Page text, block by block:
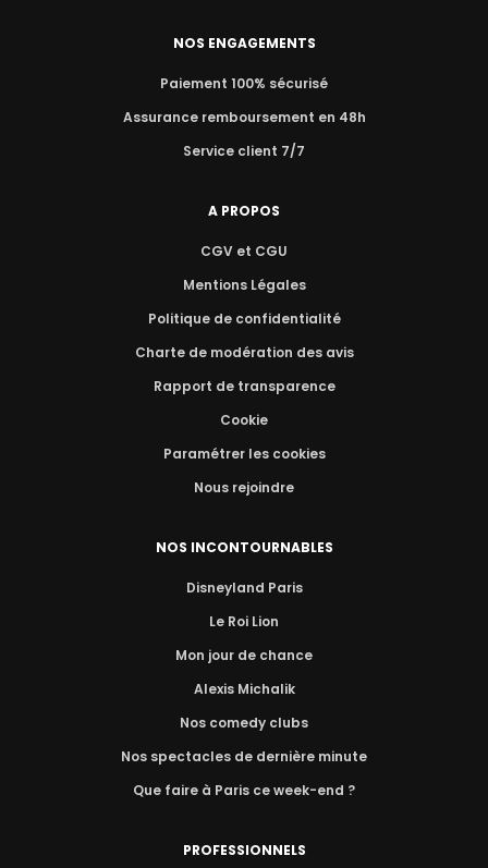
NOS ENGAGEMENTS
Paiement 100% sécurisé
Assurance remboursement en 48h
Service client 7/7
A PROPOS
CGV et CGU
Mentions Légales
Politique de confidentialité
Charte de modération des avis
Rapport de transparence
Cookie
Paramétrer les cookies
Nous rejoindre
NOS INCONTOURNABLES
Disneyland Paris
Le Roi Lion
Mon jour de chance
Alexis Michalik
Nos comedy clubs
Nos spectacles de dernière minute
Que faire à Paris ce week-end ?
PROFESSIONNELS